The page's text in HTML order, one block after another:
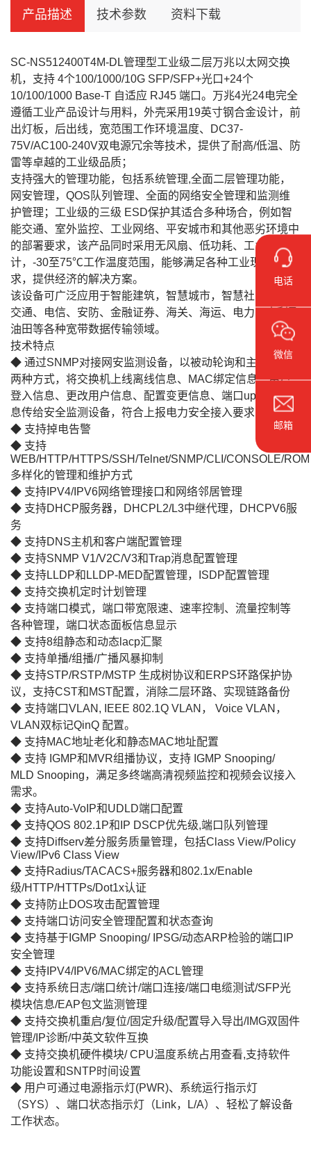
产品描述 技术参数 资料下载
SC-NS512400T4M-DL管理型工业级二层万兆以太网交换
机，支持 4个100/1000/10G SFP/SFP+光口+24个
10/100/1000 Base-T 自适应 RJ45 端口。万兆4光24电完全
遵循工业产品设计与用料，外壳采用19英寸钢合金设计，前
出灯板，后出线，宽范围工作环境温度、DC37-
75V/AC100-240V双电源冗余等技术，提供了耐高/低温、防
雷等卓越的工业级品质；
支持强大的管理功能，包括系统管理,全面二层管理功能，
网安管理，QOS队列管理、全面的网络安全管理和监测维
护管理；工业级的三级 ESD保护其适合多种场合，例如智
能交通、室外监控、工业网络、平安城市和其他恶劣环境中
的部署要求，该产品同时采用无风扇、低功耗、工业级设
计，-30至75℃工作温度范围，能够满足各种工业现场的要
求，提供经济的解决方案。
该设备可广泛应用于智能建筑，智慧城市，智慧社区，智能
交通、电信、安防、金融证券、海关、海运、电力、水利及
油田等各种宽带数据传输领域。
技术特点
◆ 通过SNMP对接网安监测设备，以被动轮询和主动上报
两种方式，将交换机上线离线信息、MAC绑定信息、用户
登入信息、更改用户信息、配置变更信息、端口up/down信
息传给安全监测设备，符合上报电力安全接入要求
◆ 支持掉电告警
◆ 支持
WEB/HTTP/HTTPS/SSH/Telnet/SNMP/CLI/CONSOLE/ROM
多样化的管理和维护方式
◆ 支持IPV4/IPV6网络管理接口和网络邻居管理
◆ 支持DHCP服务器，DHCPL2/L3中继代理，DHCPV6服
务
◆ 支持DNS主机和客户端配置管理
◆ 支持SNMP V1/V2C/V3和Trap消息配置管理
◆ 支持LLDP和LLDP-MED配置管理，ISDP配置管理
◆ 支持交换机定时计划管理
◆ 支持端口模式，端口带宽限速、速率控制、流量控制等
各种管理，端口状态面板信息显示
◆ 支持8组静态和动态lacp汇聚
◆ 支持单播/组播/广播风暴抑制
◆ 支持STP/RSTP/MSTP 生成树协议和ERPS环路保护协
议，支持CST和MST配置，消除二层环路、实现链路备份
◆ 支持端口VLAN, IEEE 802.1Q VLAN， Voice VLAN，
VLAN双标记QinQ 配置。
◆ 支持MAC地址老化和静态MAC地址配置
◆ 支持 IGMP和MVR组播协议，支持 IGMP Snooping/
MLD Snooping，满足多终端高清视频监控和视频会议接入
需求。
◆ 支持Auto-VoIP和UDLD端口配置
◆ 支持QOS 802.1P和IP DSCP优先级,端口队列管理
◆ 支持Diffserv差分服务质量管理，包括Class View/Policy
View/IPv6 Class View
◆ 支持Radius/TACACS+服务器和802.1x/Enable
级/HTTP/HTTPs/Dot1x认证
◆ 支持防止DOS攻击配置管理
◆ 支持端口访问安全管理配置和状态查询
◆ 支持基于IGMP Snooping/ IPSG/动态ARP检验的端口IP
安全管理
◆ 支持IPV4/IPV6/MAC绑定的ACL管理
◆ 支持系统日志/端口统计/端口连接/端口电缆测试/SFP光
模块信息/EAP包文监测管理
◆ 支持交换机重启/复位/固定升级/配置导入导出/IMG双固件
管理/IP诊断/中英文软件互换
◆ 支持交换机硬件模块/ CPU温度系统占用查看,支持软件
功能设置和SNTP时间设置
◆ 用户可通过电源指示灯(PWR)、系统运行指示灯
（SYS）、端口状态指示灯（Link，L/A）、轻松了解设备
工作状态。
电话
微信
邮箱